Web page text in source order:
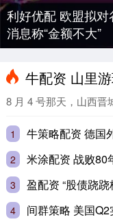
利好优配 欧盟拟对
消息称“金额不大”
牛配资 山里游玩遇 “蜂灾”
8 月 4 号那天，山西晋
1 牛策略配资 德国外长：
2
米涂配资 战败80年，日
3
盈配资 “股债跷
4
间群策略 美国Q2实际GDP